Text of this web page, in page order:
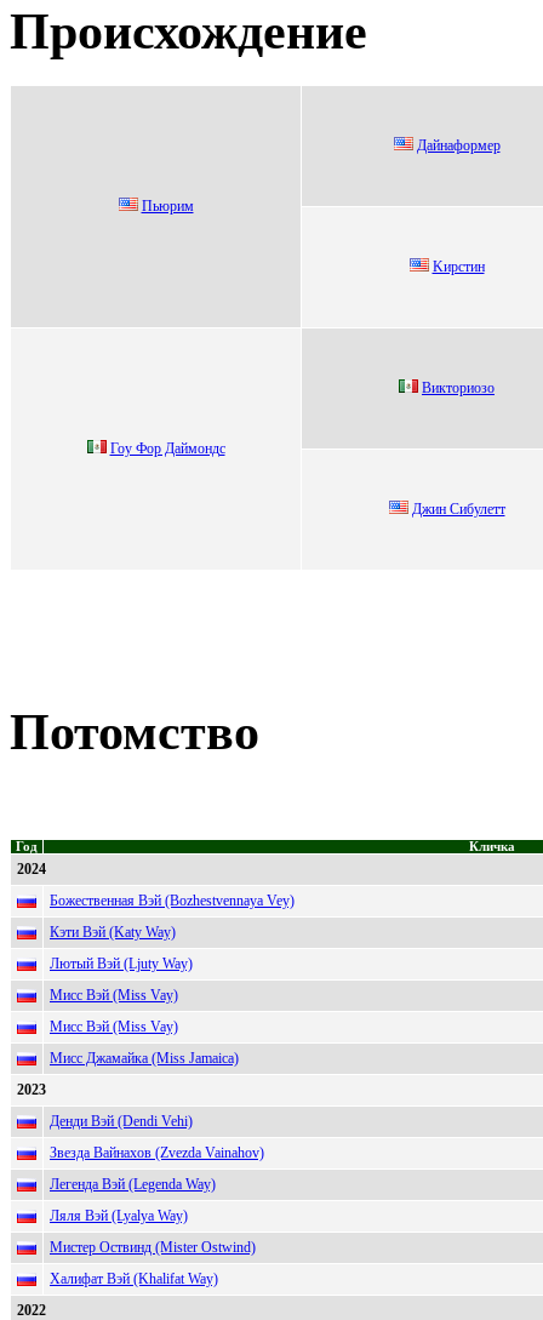
Происхождение
Пьюpим
Дaйнaфopмep
Kирcтин
Гоу Фор Дaймондс
Викториозо
Джин Cибулeтт
Потомство
Год Кличка
2024
Божественная Вэй (Bozhestvennaya Vey)
Кэти Вэй (Katy Way)
Лютый Вэй (Ljuty Way)
Мисс Вэй (Miss Vay)
Мисс Вэй (Miss Vay)
Мисс Джамайка (Miss Jamaica)
2023
Денди Вэй (Dendi Vehi)
Звезда Вайнахов (Zvezda Vainahov)
Легенда Вэй (Legenda Way)
Ляля Вэй (Lyalya Way)
Мистер Оствинд (Mister Ostwind)
Халифат Вэй (Khalifat Way)
2022